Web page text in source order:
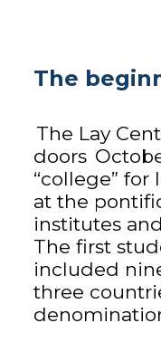
The
The Lay
doors
“college”
at the
institutes
The first
included
three